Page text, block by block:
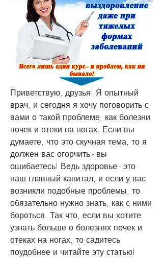
Приветствую, друзья! Я опытный
врач, и сегодня я хочу поговорить с
вами о такой проблеме, как болезни
почек и отеки на ногах. Если вы
думаете, что это скучная тема, то я
должен вас огорчить - вы
ошибаетесь! Ведь здоровье - это
наш главный капитал, и если у вас
возникли подобные проблемы, то
обязательно нужно знать, как с ними
бороться. Так что, если вы хотите
узнать больше о болезнях почек и
отеках на ногах, то садитесь
поудобнее и читайте эту статью!